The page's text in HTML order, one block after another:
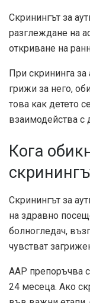
Скринингът за
разглеждане на
откриване на
При скрининга за
грижи за него,
това как детето
взаимодейства с
Кога
Скринингът за
на здравно
болногледач,
чувстват
AAP препоръчва
24 месеца. Ако